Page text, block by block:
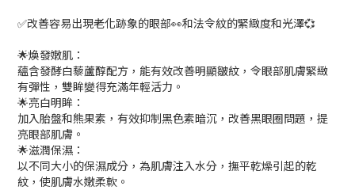
✅改善容易出現老化跡象的眼部👀和法令紋的緊緻度和光澤💞
🌟煥發嫩肌：
蘊含發酵白藜蘆醇配方，能有效改善明顯皺紋，令眼部肌膚緊緻
有彈性，雙眸變得充滿年輕活力。
🌟亮白明眸：
加入胎盤和熊果素，有效抑制黑色素暗沉，改善黑眼圈問題，提
亮眼部肌膚。
🌟滋潤保濕：
以不同大小的保濕成分，為肌膚注入水分，撫平乾燥引起的乾
紋，使肌膚水嫩柔軟。